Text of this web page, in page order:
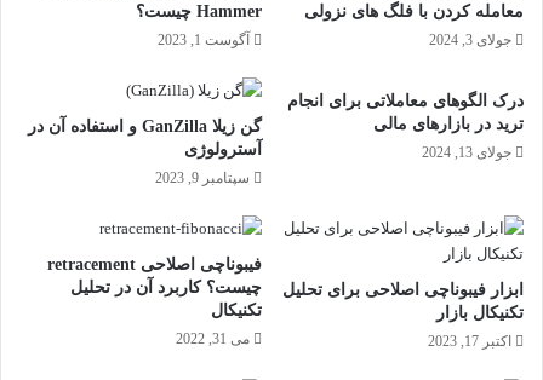
معامله کردن با فلگ های نزولی
جولای 3, 2024
Hammer چیست؟
آگوست 1, 2023
درک الگوهای معاملاتی برای انجام
ترید در بازارهای مالی
جولای 13, 2024
گن‌ زیلا GanZilla و استفاده آن در
آسترولوژی
سپتامبر 9, 2023
ابزار فیبوناچی اصلاحی برای تحلیل
تکنیکال بازار
اکتبر 17, 2023
فیبوناچی اصلاحی retracement
چیست؟ کاربرد آن در تحلیل
تکنیکال
می 31, 2022